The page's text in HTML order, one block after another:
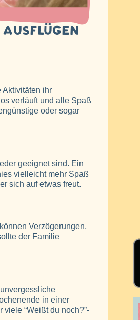
Aktivitäten ihr
verläuft und alle Spaß
oder sogar
geeignet sind. Ein
vielleicht mehr Spaß
sich auf etwas freut.
Verzögerungen,
der Familie
in einer
“Weißt du noch?”-